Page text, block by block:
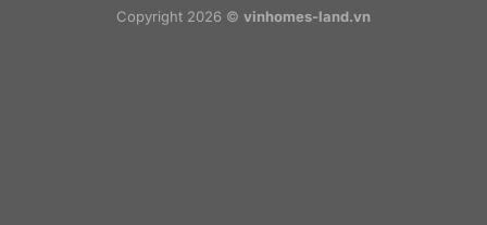
Copyright 2026 © vinhomes-land.vn